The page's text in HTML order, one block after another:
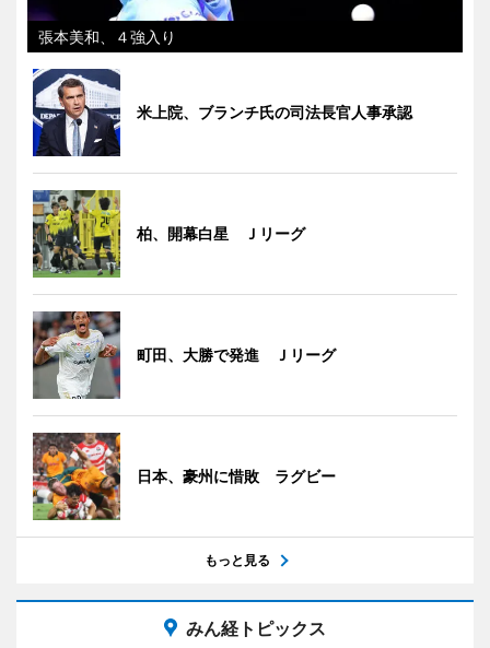
張本美和、４強入り
米上院、ブランチ氏の司法長官人事承認
柏、開幕白星 Ｊリーグ
町田、大勝で発進 Ｊリーグ
日本、豪州に惜敗 ラグビー
もっと見る
みん経トピックス